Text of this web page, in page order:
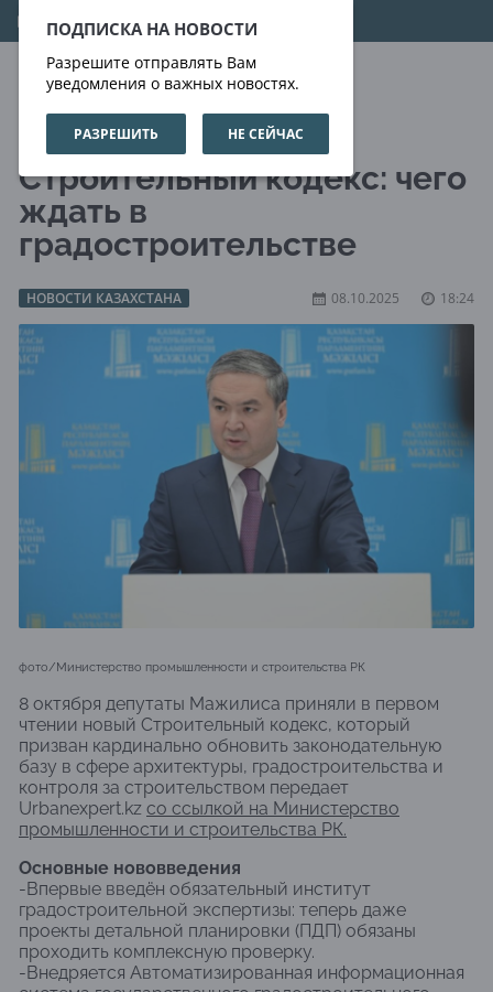
ПОДПИСКА НА НОВОСТИ
Разрешите отправлять Вам
уведомления о важных новостях.
РАЗРЕШИТЬ НЕ СЕЙЧАС
09.08.2026 15:26:10
Мажилис одобрил
Строительный кодекс: чего
ждать в
градостроительстве
НОВОСТИ КАЗАХСТАНА 08.10.2025 18:24
фото/Министерство промышленности и строительства РК
8 октября депутаты Мажилиса приняли в первом
чтении новый Строительный кодекс, который
призван кардинально обновить законодательную
базу в сфере архитектуры, градостроительства и
контроля за строительством передает
Urbanexpert.kz со ссылкой на Министерство
промышленности и строительства РК.
Основные нововведения
-Впервые введён обязательный институт
градостроительной экспертизы: теперь даже
проекты детальной планировки (ПДП) обязаны
проходить комплексную проверку.
-Внедряется Автоматизированная информационная